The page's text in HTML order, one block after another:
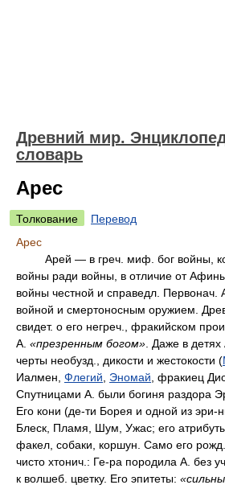
Древний мир.
словарь
Арес
Толкование
Перевод
Арес
Арей — в греч. миф. бог войны,
войны ради войны, в отличие от
войны честной и справедл. Первонач.
войной и смертоносным оружием.
свидет. о его негреч., фракийском
А. «презренным богом» . Даже в
черты необузд., дикости и жестокости (
Иалмен, Флегий Эномай , фракиец
Спутницами А. были богиня раздора
Его кони (де-ти Борея и одной из эри-
Блеск, Пламя, Шум, Ужас; его
факел, собаки, коршун. Само его
чисто хтонич.: Ге-ра породила А. без
к волшеб. цветку. Его эпитеты: